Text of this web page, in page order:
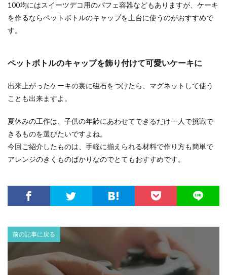
100均にはスイーツデコ用のパフェ容器などもありますが、ケーキ
を作るならペットボトルのキャップを土台に使うのがおすすめで
す。
ペットボトルのキャップを飾り付けて可愛いケーキに
出来上がったケーキの裏に磁石をつけたら、マグネットして使う
ことも出来ますよ。
夏休みの工作は、子供の年齢にあわせてできるだけ一人で挑戦で
きるものを選びたいですよね。
今回ご紹介したものは、手軽に揃えられる材料で作り方も簡単で
アレンジのきくものばかりなのでとてもおすすめです。
前の記事に戻る